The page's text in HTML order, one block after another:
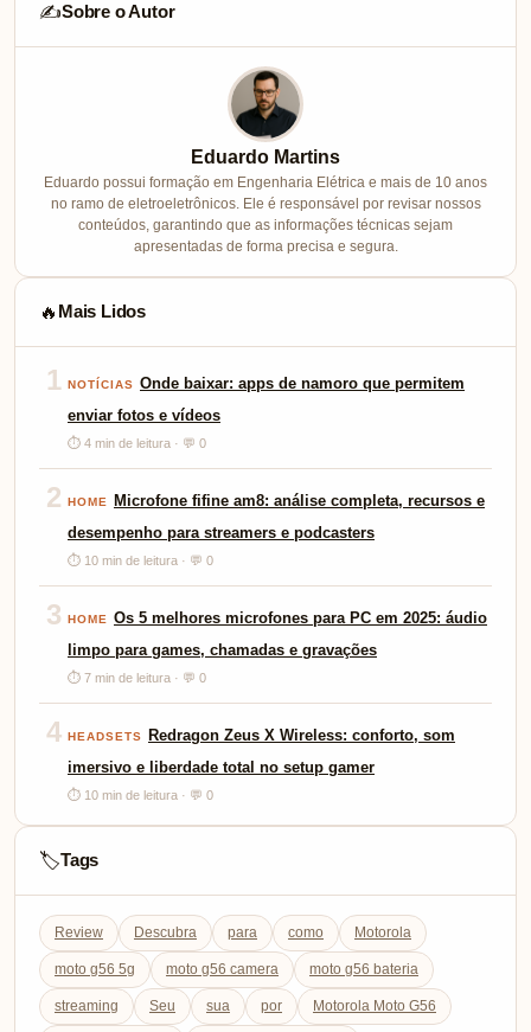
✍️Sobre o Autor
Eduardo Martins
Eduardo possui formação em Engenharia Elétrica e mais de 10 anos
no ramo de eletroeletrônicos. Ele é responsável por revisar nossos
conteúdos, garantindo que as informações técnicas sejam
apresentadas de forma precisa e segura.
🔥 Mais Lidos
1 NOTÍCIAS Onde baixar: apps de namoro que permitem
enviar fotos e vídeos
⏱ 4 min de leitura · 💬 0
2 HOME
Microfone fifine am8: análise completa, recursos e
desempenho para streamers e podcasters
⏱ 10 min de leitura · 💬 0
3 HOME
Os 5 melhores microfones para PC em 2025: áudio
limpo para games, chamadas e gravações
⏱ 7 min de leitura · 💬 0
4 HEADSETS Redragon Zeus X Wireless: conforto, som
imersivo e liberdade total no setup gamer
⏱ 10 min de leitura · 💬 0
🏷️Tags
Review Descubra para como Motorola
moto g56 5g moto g56 camera moto g56 bateria
streaming Seu sua por Motorola Moto G56